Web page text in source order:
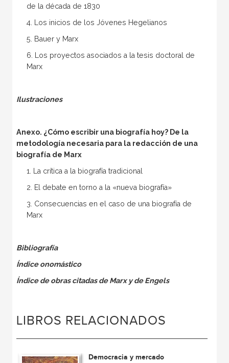
de la década de 1830
4. Los inicios de los Jóvenes Hegelianos
5. Bauer y Marx
6. Los proyectos asociados a la tesis doctoral de
Marx
Ilustraciones
Anexo. ¿Cómo escribir una biografía hoy? De la
metodología necesaria para la redacción de una
biografía de Marx
1. La crítica a la biografía tradicional
2. El debate en torno a la «nueva biografía»
3. Consecuencias en el caso de una biografía de
Marx
Bibliografía
Índice onomástico
Índice de obras citadas de Marx y de Engels
LIBROS RELACIONADOS
Democracia y mercado